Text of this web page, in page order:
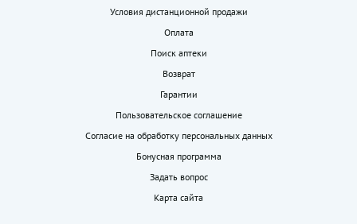
Условия дистанционной продажи
Оплата
Поиск аптеки
Возврат
Гарантии
Пользовательское соглашение
Согласие на обработку персональных данных
Бонусная программа
Задать вопрос
Карта сайта